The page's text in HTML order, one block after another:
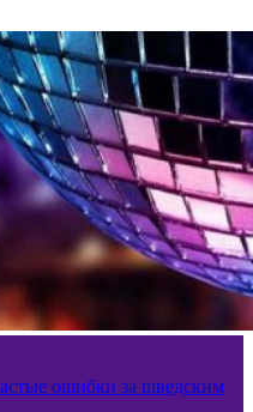
ошибки за шведским